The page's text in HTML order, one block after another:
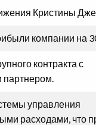
Кристины
компании на
контракта с
управления
расходами, что